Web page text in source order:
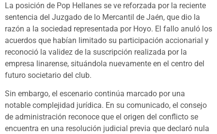
La posición de Pop Hellanes se ve reforzada por la reciente
sentencia del Juzgado de lo Mercantil de Jaén, que dio la
razón a la sociedad representada por Hoyo. El fallo anuló los
acuerdos que habían limitado su participación accionarial y
reconoció la validez de la suscripción realizada por la
empresa linarense, situándola nuevamente en el centro del
futuro societario del club.
Sin embargo, el escenario continúa marcado por una
notable complejidad jurídica. En su comunicado, el consejo
de administración reconoce que el origen del conflicto se
encuentra en una resolución judicial previa que declaró nula